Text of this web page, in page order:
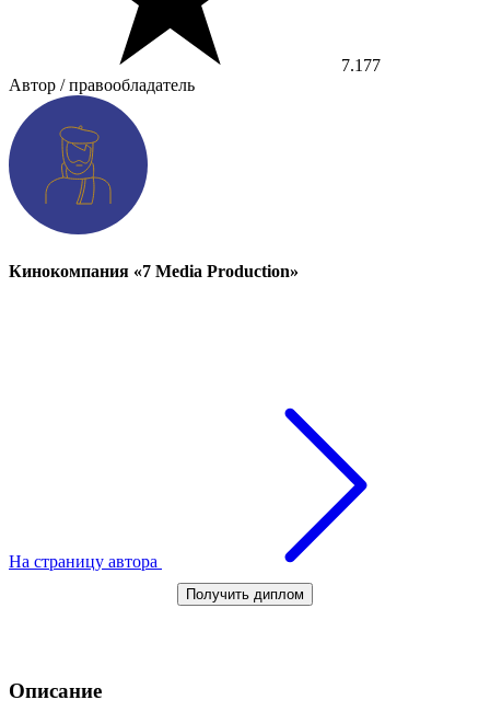
7.177
Автор / правообладатель
Кинокомпания «7 Media Production»
На страницу автора
Получить диплом
Описание